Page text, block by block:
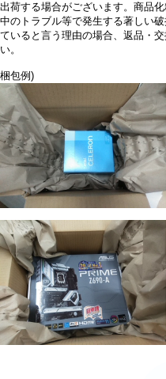
出荷する場合がございます。商品
中のトラブル等で発生する著しい
ていると言う理由の場合、返品・
い。
梱包例)